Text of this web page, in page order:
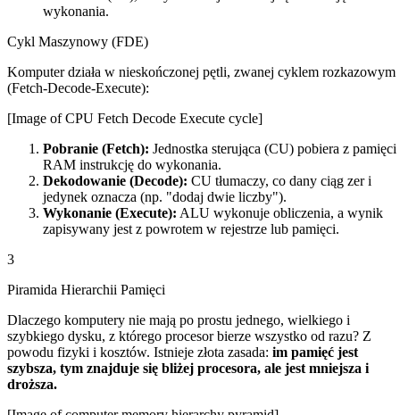
wykonania.
Cykl Maszynowy (FDE)
Komputer działa w nieskończonej pętli, zwanej cyklem rozkazowym
(Fetch-Decode-Execute):
[Image of CPU Fetch Decode Execute cycle]
Pobranie (Fetch): Jednostka sterująca (CU) pobiera z pamięci
RAM instrukcję do wykonania.
Dekodowanie (Decode): CU tłumaczy, co dany ciąg zer i
jedynek oznacza (np. "dodaj dwie liczby").
Wykonanie (Execute): ALU wykonuje obliczenia, a wynik
zapisywany jest z powrotem w rejestrze lub pamięci.
3
Piramida Hierarchii Pamięci
Dlaczego komputery nie mają po prostu jednego, wielkiego i
szybkiego dysku, z którego procesor bierze wszystko od razu? Z
powodu fizyki i kosztów. Istnieje złota zasada: im pamięć jest
szybsza, tym znajduje się bliżej procesora, ale jest mniejsza i
droższa.